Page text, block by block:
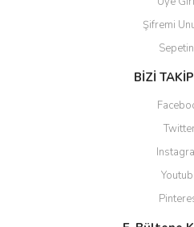
Şifremi
BİZİ